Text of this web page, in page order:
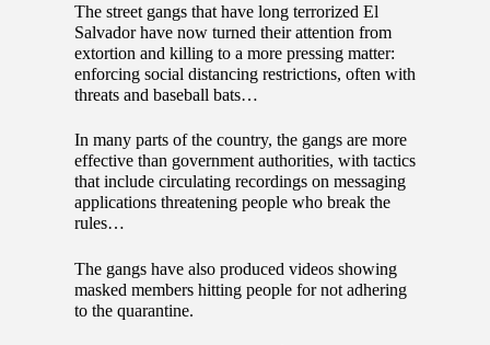
The street gangs that have long terrorized El
Salvador have now turned their attention from
extortion and killing to a more pressing matter:
enforcing social distancing restrictions, often with
threats and baseball bats…
In many parts of the country, the gangs are more
effective than government authorities, with tactics
that include circulating recordings on messaging
applications threatening people who break the
rules…
The gangs have also produced videos showing
masked members hitting people for not adhering
to the quarantine.